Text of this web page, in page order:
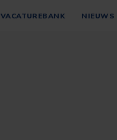
VACATUREBANK NIEUWS